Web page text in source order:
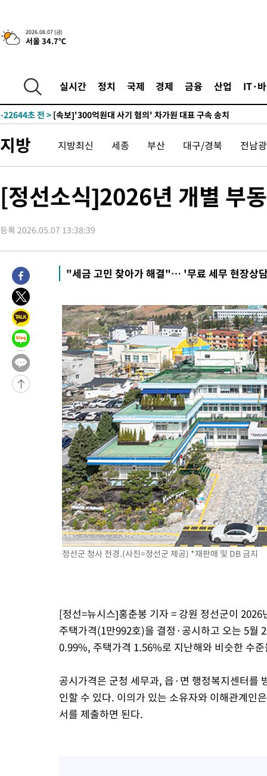
2026.08.07 (금)
서울 34.7℃
실시간 정치 국제 경제 금융 산업 IT·
-29768초 전 >[속보] 7월 중국 수출 23.9%↑ 수입 27.5%↑…무역총액
-23394초 전 >
민주 콩고 에볼라환자 4천명 돌파, 4053명 발생 1850명 사망
-22644초 전 >[속보]'300억원대 사기 혐의' 차가원 대표 구속 송치
-21838초 전 >"미 전국적 살모네라 식중독 원인은 멕시코산 할라피뇨"--
-20351초 전 >
-20232초 전 >
[속보]합수본, '투표율 허위 입력' 중앙·서울·경기도 선관위
압수수색
-19783초 전 >
[속보]삼성전자·SK하이닉스 동반 강보합…1%대 상승 출발
-19769초 전 >[속보]코스닥, 5.95포인트(0.74%) 상승한 807.62개장
-16902초 전 >
태
-16200초 전 >입추에도 극한더위…서울 낮 39도 '폭염중대경보'
-11164초 전 >
이란, 호르무즈서 "적국 목표물들"과 대치로 남부 케슘섬에서
례 큰 폭발음
-9879초 전 >
-8030초 전 >
[속보]트럼프, 美 원정출산 금지 행정명령 서명
-5730초 전 >
[속보] 뉴욕증시, 일제 하락 마감…나스닥 0.06%↓
-29768초 전 >
[속보] 7월 중국 수출 23.9%↑ 수입 27.5%↑…무역총액
25.3%↑
-26928초 전 >
[속보]'채상병 순직 책임' 임성근, 항소심도 징역 3년
-26794초 전 >
[속보]종합특검, '관저이전 봐주기 감사' 유병호 구속기소
-23394초 전 >
민주 콩고 에볼라환자 4천명 돌파, 4053명 발생 1850명 사망
[속보]'300억원대 사기 혐의' 차가원 대표 구속 송치
"미 전국적 살모네라 식중독 원인은 멕시코산 할라피뇨"--
[속보]경찰·노동부, HL만도 평택사업장 끼임 사망 관련 압수
[속보]합수본, '투표율 허위 입력' 중앙·서울·경기도 선관위
[속보]원·달러 환율, 오전 9시 1423.8원
[속보]삼성전자·SK하이닉스 동반 강보합…1%대 상승 출발
[속보]코스닥, 5.95포인트(0.74%) 상승한 807.62개장
[속보]코스피, 6300선 재탈환…1.09% 오른 6365.07 개장
시리아 다마스쿠스 교외에서 미니버스 폭발.. 14명 부상, 3명
입추에도 극한더위…서울 낮 39도 '폭염중대경보'
[속보] 뉴욕증시, 일제 하락 마감…나스닥 0.06%↓
지방 지방최신 세종 부산 대구/경북 전남
[정선소식]2026년 개별 부
등록 2026.05.07 13:38:39
"세금 고민 찾아가 해결"… '무료 세무 현장상
정선군 청사 전경.(사진=정선군 제공) *재판매 및 DB 금지
[정선=뉴시스]홍춘봉 기자 = 강원 정선군이
주택가격(1만992호)을 결정·공시하고 오는 5월
0.99%, 주택가격 1.56%로 지난해와 비슷한 수
공시가격은 군청 세무과, 읍·면 행정복지센터를
인할 수 있다. 이의가 있는 소유자와 이해관계인
서를 제출하면 된다.